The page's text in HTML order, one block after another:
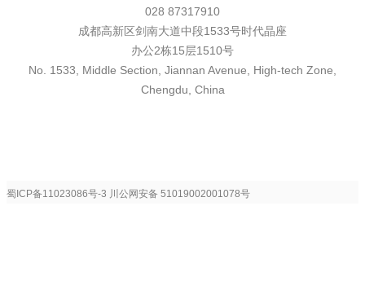
028 87317910
成都高新区剑南大道中段1533号时代晶座
办公2栋15层1510号
No. 1533, Middle Section, Jiannan Avenue, High-tech Zone,
Chengdu, China
蜀ICP备11023086号-3 川公网安备 51019002001078号